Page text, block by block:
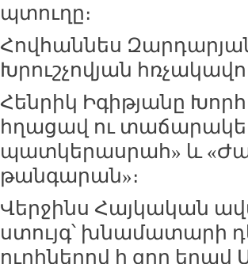
պտուղը։
Հովհաննես
Խրուշչովյան
Հենրիկ Իգիթյանը
հղացավ ու
պատկերասրահ» և
թանգարան»։
Վերջինս Հայկական
ստույգ՝ խնամատարի
ուղիներով ի զոր եղավ